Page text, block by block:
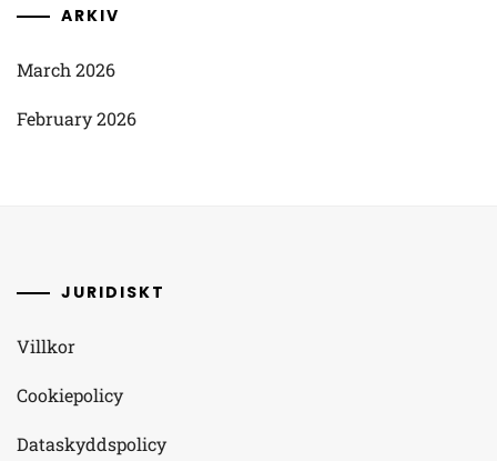
ARKIV
March 2026
February 2026
JURIDISKT
Villkor
Cookiepolicy
Dataskyddspolicy